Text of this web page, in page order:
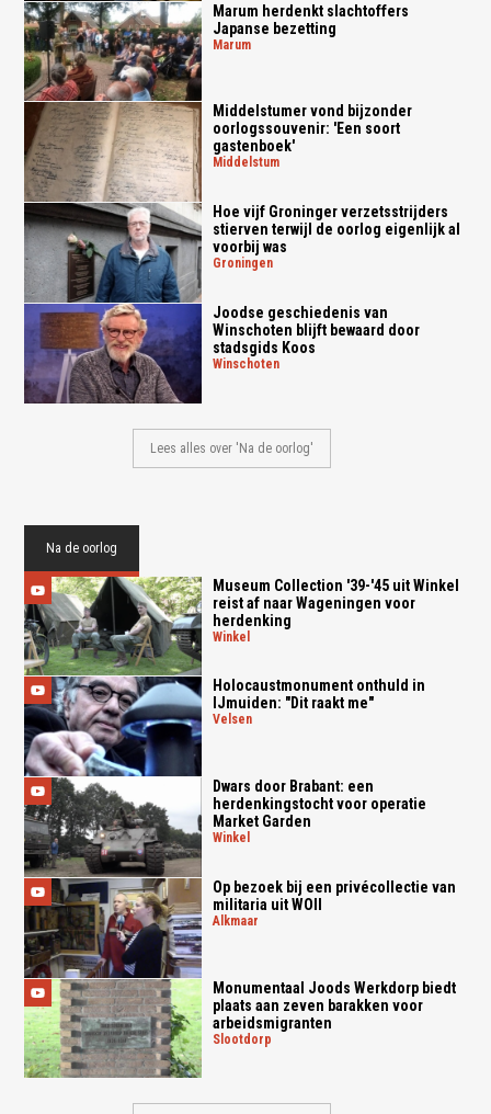
Marum herdenkt slachtoffers
Japanse bezetting
marum
Middelstumer vond bijzonder
oorlogssouvenir: 'Een soort
gastenboek'
middelstum
Hoe vijf Groninger verzetsstrijders
stierven terwijl de oorlog eigenlijk al
voorbij was
groningen
Joodse geschiedenis van
Winschoten blijft bewaard door
stadsgids Koos
winschoten
Lees alles over 'Na de oorlog'
Na de oorlog
Museum Collection '39-'45 uit Winkel
reist af naar Wageningen voor
herdenking
winkel
Holocaustmonument onthuld in
IJmuiden: "Dit raakt me"
velsen
Dwars door Brabant: een
herdenkingstocht voor operatie
Market Garden
winkel
Op bezoek bij een privécollectie van
militaria uit WOII
alkmaar
Monumentaal Joods Werkdorp biedt
plaats aan zeven barakken voor
arbeidsmigranten
slootdorp